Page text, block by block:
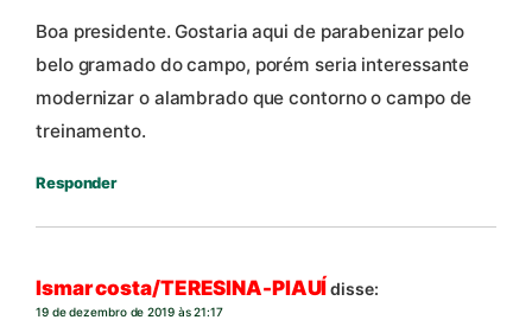
Boa presidente. Gostaria aqui de parabenizar pelo
belo gramado do campo, porém seria interessante
modernizar o alambrado que contorno o campo de
treinamento.
Responder
Ismar costa/TERESINA-PIAUÍdisse:
19 de dezembro de 2019 às 21:17